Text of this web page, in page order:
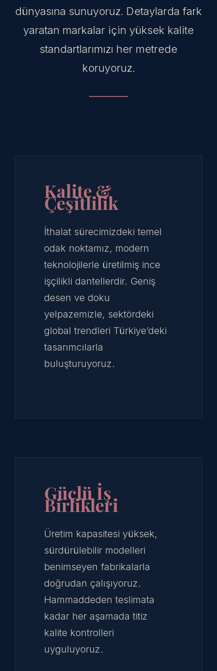
dünyasına sunuyoruz. Detaylarda fark
yaratan markalar için yüksek kalite
standartlarımızı her metrede
koruyoruz.
Kalite &
Çeşitlilik
İthalat sürecimizdeki temel
odak noktamız, modern
teknolojilerle üretilmiş ince
işçilikli dantellerdir. Geniş
desen ve doku
yelpazemizle, sektördeki
global trendleri Türkiye’deki
tasarımcılarla
buluşturuyoruz.
Güçlü İş
Birlikleri
Üretim kapasitesi yüksek,
sürdürülebilir modelleri
benimseyen fabrikalarla
doğrudan çalışıyoruz.
Hammaddeden teslimata
kadar her aşamada titiz
kalite kontrolleri
uyguluyoruz.